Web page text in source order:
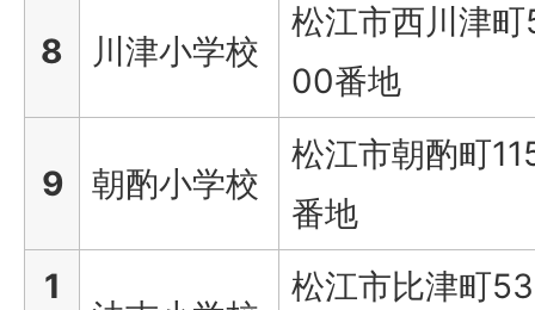
8 川津小学校
松江市西川津町
00番地
9 朝酌小学校
松江市朝酌町
番地
1
松江市比津町